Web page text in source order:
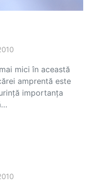
mici în această
amprentă este
importanţa